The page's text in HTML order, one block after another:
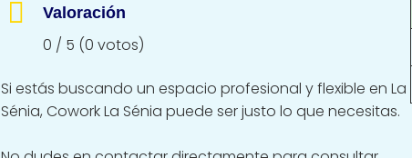
Valoración
0 / 5 (0 votos)
Si estás buscando un espacio profesional y flexible en La
Sénia, Cowork La Sénia puede ser justo lo que necesitas.